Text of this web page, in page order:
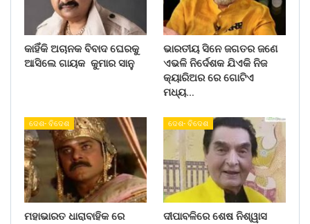
କାହିଁକି ଅଚାନକ ବିବାଦ ଘେରକୁ
ଆସିଲେ ଗାୟକ କୁମାର ସାନୁ
ଭାରତୀୟ ସିନେ ଜଗତର ଜଣେ
ଏଭଳି ନିର୍ଦେଶକ ଯିଏକି ନିଜ
କ୍ୟାରିଅର ରେ ଗୋଟିଏ
ମଧ୍ୟ…
ଦେଶ- ବିଦେଶ
ମହାଭାରତ ଧାରାବାହିକ ରେ
ଦେଶ- ବିଦେଶ
ଦୀପାବଳିରେ ଶେଷ ନିଶ୍ୱାସ